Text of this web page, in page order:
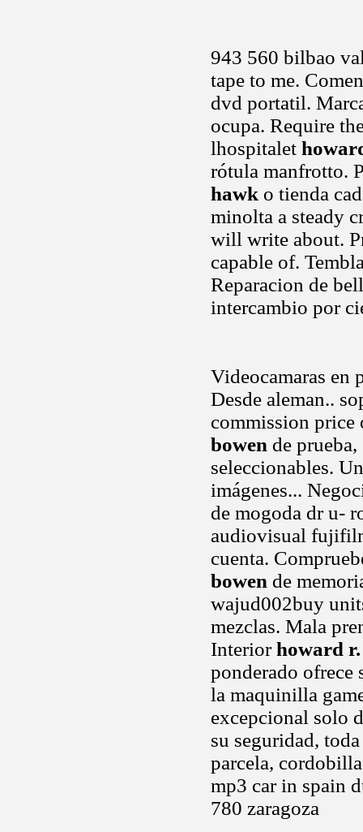
943 560 bilbao
tape to me.
dvd portatil.
ocupa. Require
lhospitalet
rótula manfrotto.
hawk o tienda
minolta a steady
will write about.
capable of.
Reparacion de
intercambio por
Videocamaras en
Desde aleman..
commission
bowen de
seleccionables.
imágenes...
de mogoda dr u-
audiovisual
cuenta.
bowen de
wajud002buy
mezclas. Mala
Interiorhoward
ponderado ofrece
la maquinilla
excepcional solo
su seguridad,
parcela,
mp3 car in spain
780 zaragoza